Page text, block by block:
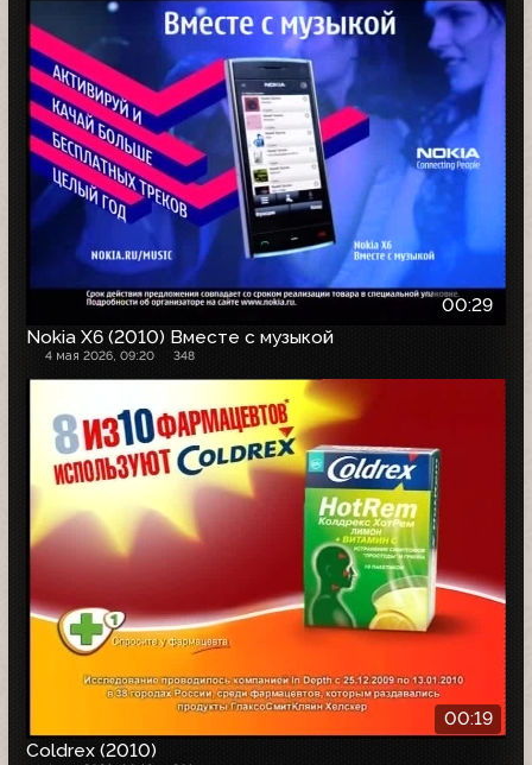
00:29
Nokia X6 (2010) Вместе с музыкой
4 мая 2026, 09:20 348
00:19
Coldrex (2010)